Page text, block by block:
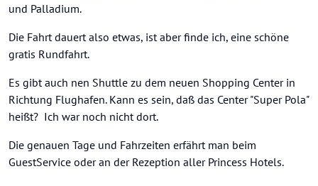
und Palladium.
Die Fahrt dauert also etwas, ist aber finde ich, eine schöne
gratis Rundfahrt.
Es gibt auch nen Shuttle zu dem neuen Shopping Center in
Richtung Flughafen. Kann es sein, daß das Center "Super Pola"
heißt? Ich war noch nicht dort.
Die genauen Tage und Fahrzeiten erfährt man beim
GuestService oder an der Rezeption aller Princess Hotels.